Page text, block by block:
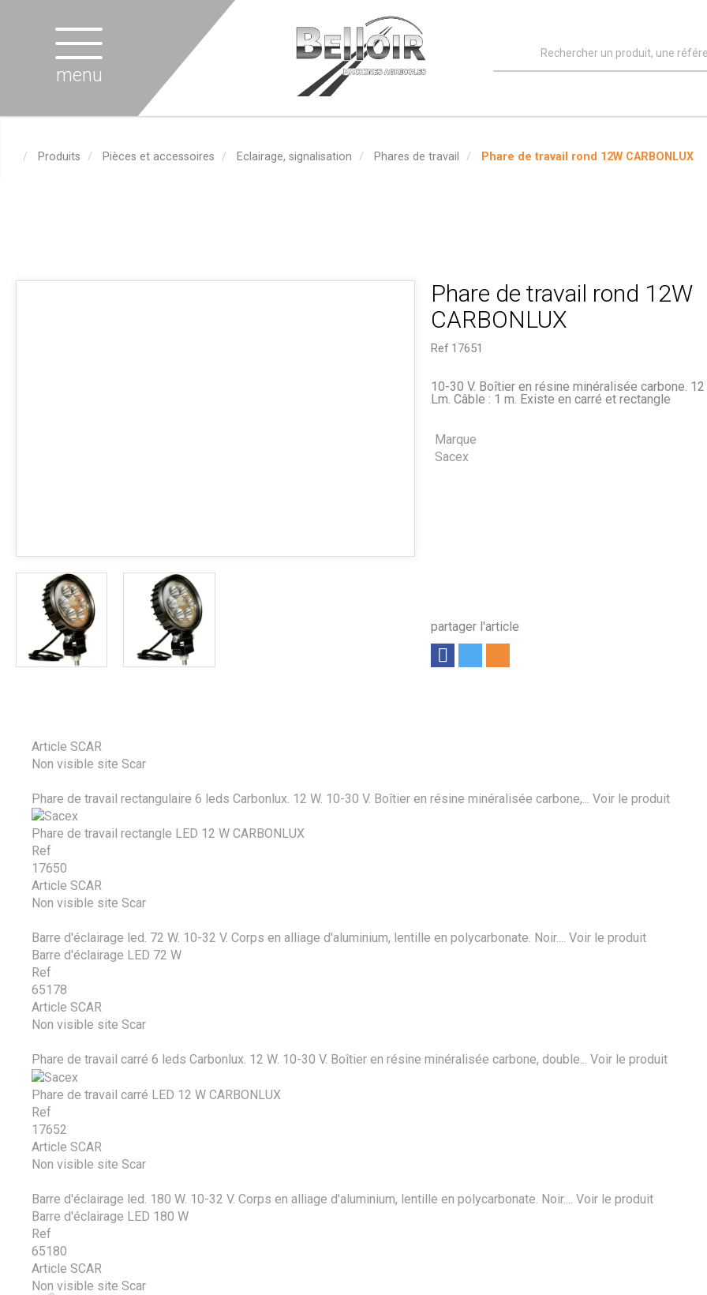
menu
Produits Pièces et accessoires Eclairage, signalisation Phares de travail Phare de travail rond 12W CARBONLUX
Phare de travail rond 12W
CARBONLUX
Ref 17651
Marque
Sacex
partager l'article
10-30 V. Boîtier en résine minéralisée carbone. 12
Lm. Câble : 1 m. Existe en carré et rectangle
Article SCAR
Non visible site Scar
Phare de travail rectangulaire 6 leds Carbonlux. 12 W. 10-30 V. Boîtier en résine minéralisée carbone,... Voir le produit
Phare de travail rectangle LED 12 W CARBONLUX
Ref
17650
Article SCAR
Non visible site Scar
Barre d'éclairage led. 72 W. 10-32 V. Corps en alliage d'aluminium, lentille en polycarbonate. Noir.... Voir le produit
Barre d'éclairage LED 72 W
Ref
65178
Article SCAR
Non visible site Scar
Phare de travail carré 6 leds Carbonlux. 12 W. 10-30 V. Boîtier en résine minéralisée carbone, double... Voir le produit
Phare de travail carré LED 12 W CARBONLUX
Ref
17652
Article SCAR
Non visible site Scar
Barre d'éclairage led. 180 W. 10-32 V. Corps en alliage d'aluminium, lentille en polycarbonate. Noir.... Voir le produit
Barre d'éclairage LED 180 W
Ref
65180
Article SCAR
Non visible site Scar